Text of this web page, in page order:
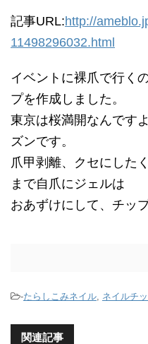
記事URL:http://
11498296032.html
イベントに裸爪で行く
プを作成しました。
東京は桜満開なんです
ズンです。
爪甲剥離、クセにした
まで自爪にジェルは
おあずけにして、チッ
-たらしこみネイル ネイルチ
関連記事